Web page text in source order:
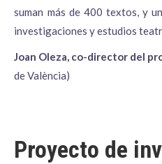
suman más de 400 textos, y
investigaciones y estudios
Joan Oleza, co-director del
de València)
Proyecto de